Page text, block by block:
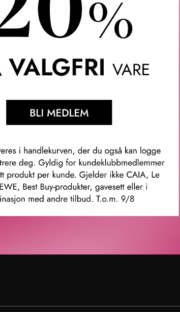
Verifisert kunde
Topp
Karriere
Ledige stillinger